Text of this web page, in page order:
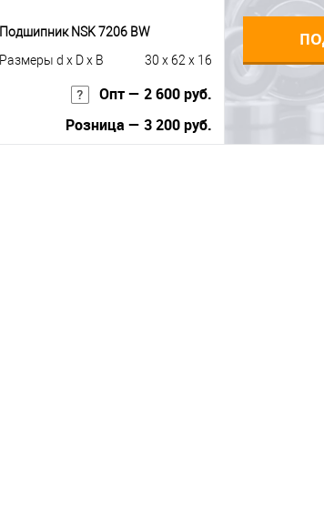
Подшипник NSK 7206 BW
Размеры d x D x B
30 x 62 x 16
Опт — 2 600 руб.
Розница — 3 200 руб.